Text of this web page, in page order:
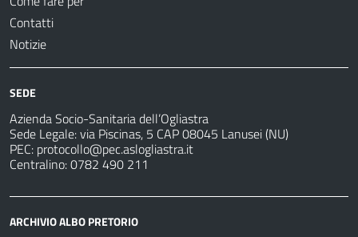
Contatti
Notizie
SEDE
Azienda Socio-Sanitaria dell’Ogliastra
Sede Legale: via Piscinas, 5 CAP 08045 Lanusei (NU)
PEC: protocollo@pec.aslogliastra.it
Centralino: 0782 490 211
ARCHIVIO ALBO PRETORIO